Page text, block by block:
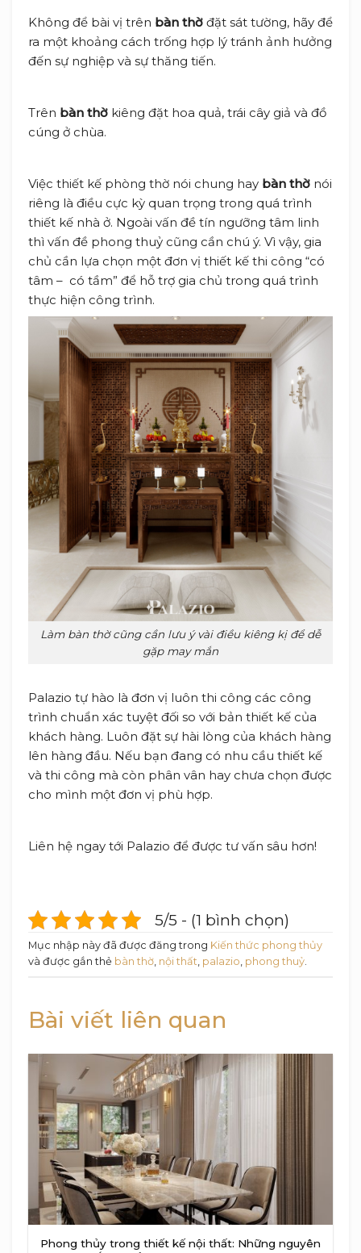
Không để bài vị trên bàn thờ đặt sát tường, hãy để
ra một khoảng cách trống hợp lý tránh ảnh hưởng
đến sự nghiệp và sự thăng tiến.
Trên bàn thờ kiêng đặt hoa quả, trái cây giả và đồ
cúng ở chùa.
Việc thiết kế phòng thờ nói chung hay bàn thờ nói
riêng là điều cực kỳ quan trọng trong quá trình
thiết kế nhà ở. Ngoài vấn đề tín ngưỡng tâm linh
thì vấn đề phong thuỷ cũng cần chú ý. Vì vậy, gia
chủ cần lựa chọn một đơn vị thiết kế thi công “có
tâm – có tầm” để hỗ trợ gia chủ trong quá trình
thực hiện công trình.
Làm bàn thờ cũng cần lưu ý vài điều kiêng kị để dễ
gặp may mắn
Palazio tự hào là đơn vị luôn thi công các công
trình chuẩn xác tuyệt đối so với bản thiết kế của
khách hàng. Luôn đặt sự hài lòng của khách hàng
lên hàng đầu. Nếu bạn đang có nhu cầu thiết kế
và thi công mà còn phân vân hay chưa chọn được
cho mình một đơn vị phù hợp.
Liên hệ ngay tới Palazio để được tư vấn sâu hơn!
5/5 - (1 bình chọn)
Mục nhập này đã được đăng trong Kiến thức phong thủy
và được gắn thẻ bàn thờ, nội thất, palazio, phong thuỷ.
Bài viết liên quan
Phong thủy trong thiết kế nội thất: Những nguyên